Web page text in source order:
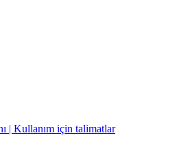
| Kullanım için talimatlar